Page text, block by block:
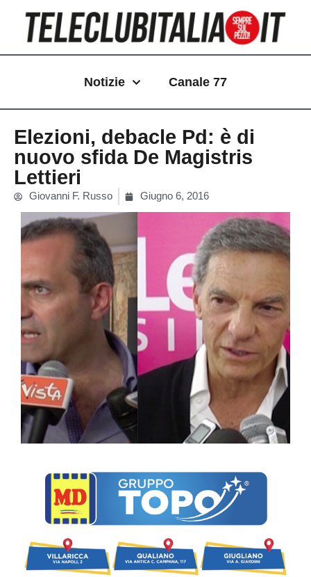
contenuto
Notizie Canale 77
Elezioni, debacle Pd: è di
nuovo sfida De Magistris
Lettieri
Giovanni F. Russo Giugno 6, 2016